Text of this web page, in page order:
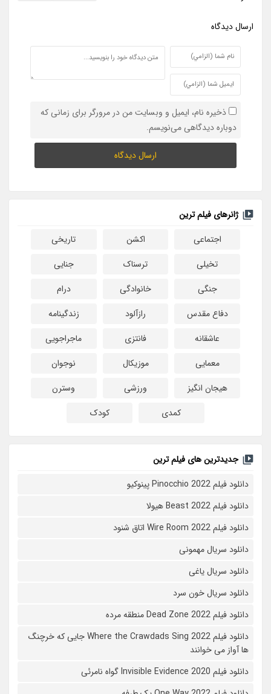
ارسال ديدگاه
ذخیره نام، ایمیل و وبسایت من در مرورگر برای زمانی که
دوباره دیدگاهی می‌نویسم.
ژانرهای فیلم ترین
اجتماعی
اکشن
تاریخی
تخیلی
ترسناک
جنایی
جنگی
خانوادگی
درام
دفاع مقدس
رازآلود
زندگینامه
عاشقانه
فانتزی
ماجراجویی
معمایی
موزیکال
نوجوان
هیجان انگیز
ورزشی
وسترن
کمدی
کودک
جدیدترین های فیلم ترین
دانلود فیلم Pinocchio 2022 پینوکیو
دانلود فیلم Beast 2022 هیولا
دانلود فیلم Wire Room 2022 اتاق شنود
دانلود سریال مهمونی
دانلود سریال یاغی
دانلود سریال خون سرد
دانلود فیلم 2022 Dead Zone منطقه مرده
دانلود فیلم Where the Crawdads Sing 2022 جایی که خرچنگ
ها آواز می خوانند
دانلود فیلم 2020 Invisible Evidence گواه نامرئی